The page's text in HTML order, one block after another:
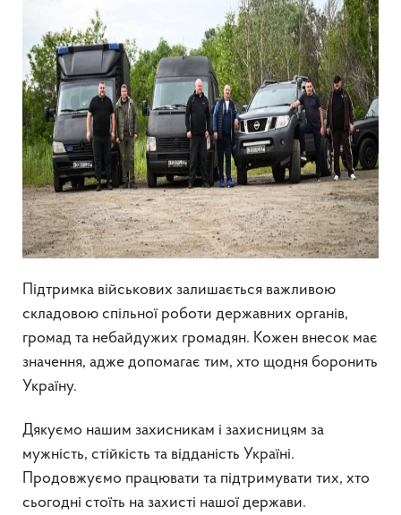
Підтримка військових залишається важливою
складовою спільної роботи державних органів,
громад та небайдужих громадян. Кожен внесок має
значення, адже допомагає тим, хто щодня боронить
Україну.
Дякуємо нашим захисникам і захисницям за
мужність, стійкість та відданість Україні.
Продовжуємо працювати та підтримувати тих, хто
сьогодні стоїть на захисті нашої держави.